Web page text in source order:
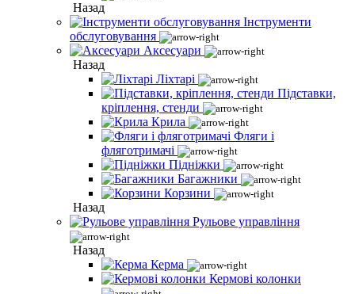
Назад
Інструменти
обслуговування
Аксесуари
Назад
Ліхтарі
Підставки,
кріплення, стенди
Крила
Фляги і
фляготримачі
Підніжки
Багажники
Корзини
Назад
Рульове управління
Назад
Керма
Кермові колонки